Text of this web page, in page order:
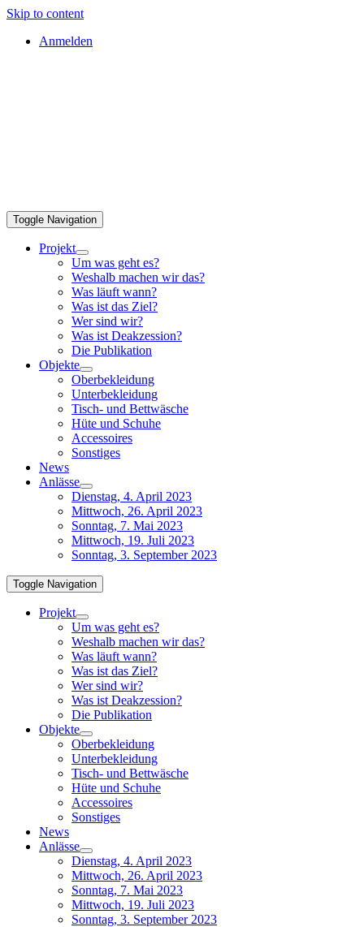
Skip to content
Anmelden
Toggle Navigation
Projekt
Um was geht es?
Weshalb machen wir das?
Was läuft wann?
Was ist das Ziel?
Wer sind wir?
Was ist Deakzession?
Die Publikation
Objekte
Oberbekleidung
Unterbekleidung
Tisch- und Bettwäsche
Hüte und Schuhe
Accessoires
Sonstiges
News
Anlässe
Dienstag, 4. April 2023
Mittwoch, 26. April 2023
Sonntag, 7. Mai 2023
Mittwoch, 19. Juli 2023
Sonntag, 3. September 2023
Toggle Navigation
Projekt
Um was geht es?
Weshalb machen wir das?
Was läuft wann?
Was ist das Ziel?
Wer sind wir?
Was ist Deakzession?
Die Publikation
Objekte
Oberbekleidung
Unterbekleidung
Tisch- und Bettwäsche
Hüte und Schuhe
Accessoires
Sonstiges
News
Anlässe
Dienstag, 4. April 2023
Mittwoch, 26. April 2023
Sonntag, 7. Mai 2023
Mittwoch, 19. Juli 2023
Sonntag, 3. September 2023